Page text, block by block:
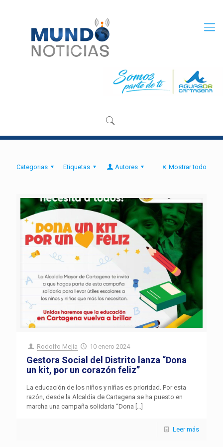
Categorias Etiquetas Autores Mostrar todo
Rodolfo Mejia 10 enero 2024
Gestora Social del Distrito lanza “Dona
un kit, por un corazón feliz”
La educación de los niños y niñas es prioridad. Por esta
razón, desde la Alcaldía de Cartagena se ha puesto en
marcha una campaña solidaria “Dona
Leer más